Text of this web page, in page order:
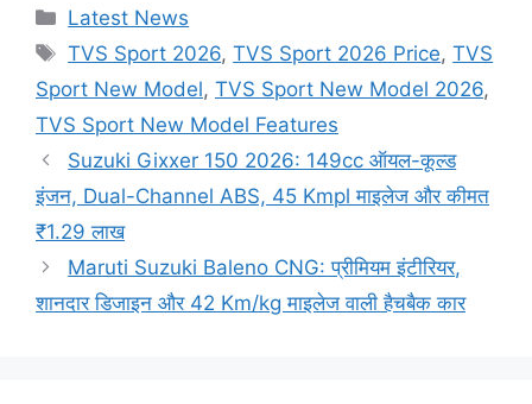
Categories
Latest News
Tags
TVS Sport 2026,TVS Sport 2026 Price,TVS
Sport New Model, TVS Sport New Model 2026,
TVS Sport New Model Features
Suzuki Gixxer 150 2026: 149cc ऑयल-कूल्ड
इंजन, Dual-Channel ABS, 45 Kmpl माइलेज और कीमत
₹1.29 लाख
Maruti Suzuki Baleno CNG: प्रीमियम इंटीरियर,
शानदार डिजाइन और 42 Km/kg माइलेज वाली हैचबैक कार